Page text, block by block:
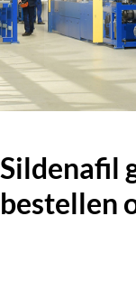
Sildenafil
bestellen